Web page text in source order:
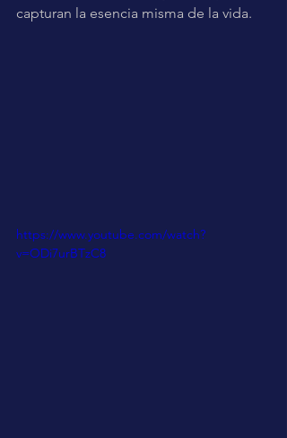
capturan la esencia misma de la vida.
https://www.youtube.com/watch?
v=ODi7urBTzC8